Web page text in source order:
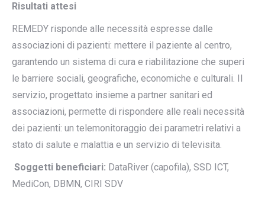
Risultati attesi
REMEDY risponde alle necessità espresse dalle
associazioni di pazienti: mettere il paziente al centro,
garantendo un sistema di cura e riabilitazione che superi
le barriere sociali, geografiche, economiche e culturali. Il
servizio, progettato insieme a partner sanitari ed
associazioni, permette di rispondere alle reali necessità
dei pazienti: un telemonitoraggio dei parametri relativi a
stato di salute e malattia e un servizio di televisita.
Soggetti beneficiari: DataRiver (capofila), SSD ICT,
MediCon, DBMN, CIRI SDV